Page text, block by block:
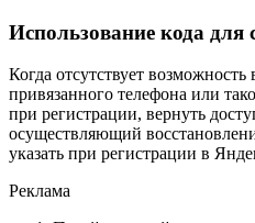
Использование кода
Когда отсутствует
привязанного телефона или
при регистрации, вернуть
осуществляющий
указать при регистрации в
Реклама